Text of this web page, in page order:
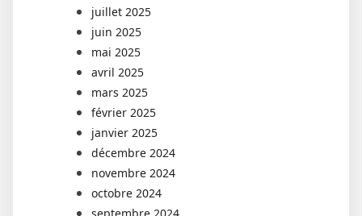
juillet 2025
juin 2025
mai 2025
avril 2025
mars 2025
février 2025
janvier 2025
décembre 2024
novembre 2024
octobre 2024